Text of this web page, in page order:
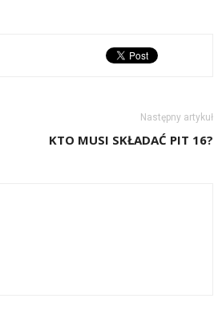
Następny artykuł
KTO MUSI SKŁADAĆ PIT 16?